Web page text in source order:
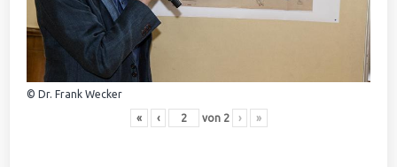
© Dr. Frank Wecker
« ‹ von 2 › »